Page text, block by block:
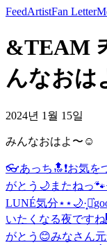
FeedArtistFan Letter
&TEAM
んなお
2024년 1월 15일
みんなおはよ〜☺️
👓あっち🔝❗️お気を
がとう🌙 またねっ🐾
LUNÉ気分⋆⋆🌙·̩͙‪⋆͛
いたくなる夜です
がとう😊みなさん